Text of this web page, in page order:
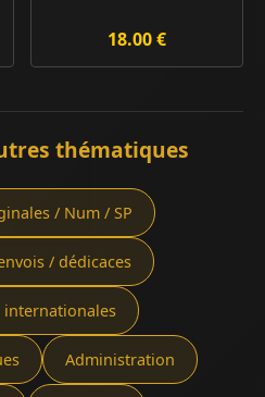
18.00 €
thématiques
/ Num / SP
/ dédicaces
internationales
Administration